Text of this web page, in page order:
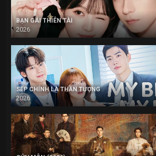
BẠN GÁI THIÊN TÀI
2026
SẾP CHÍNH LÀ THẦN TƯỢNG
2026